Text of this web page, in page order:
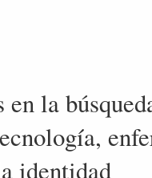
en la
identidad